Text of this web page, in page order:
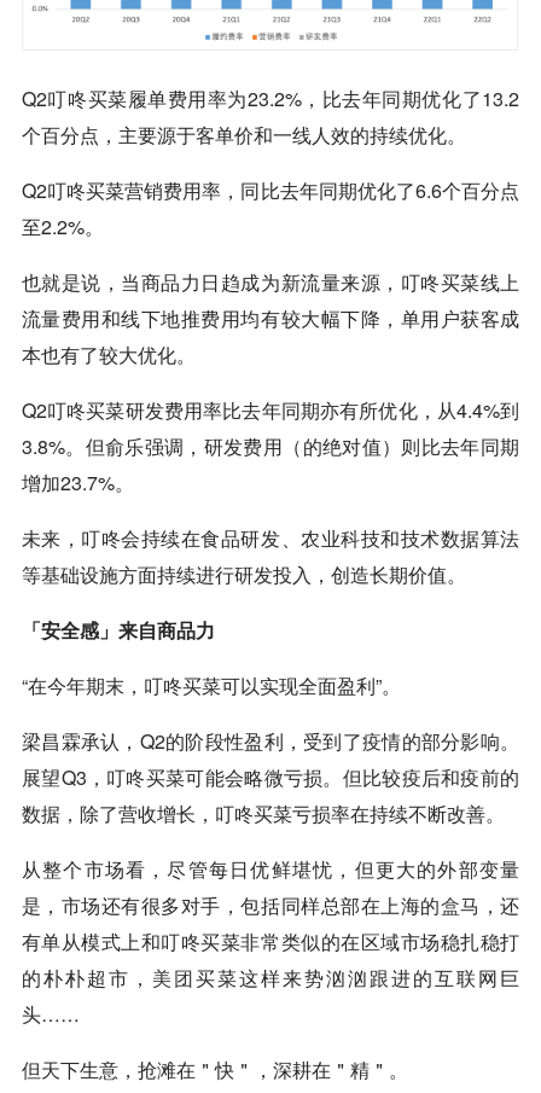
Q2叮咚买菜履单费用率为23.2%，比去年同期优化了13.2
个百分点，主要源于客单价和一线人效的持续优化。
Q2叮咚买菜营销费用率，同比去年同期优化了6.6个百分点
至2.2%。
也就是说，当商品力日趋成为新流量来源，叮咚买菜线上
流量费用和线下地推费用均有较大幅下降，单用户获客成
本也有了较大优化。
Q2叮咚买菜研发费用率比去年同期亦有所优化，从4.4%到
3.8%。但俞乐强调，研发费用（的绝对值）则比去年同期
增加23.7%。
未来，叮咚会持续在食品研发、农业科技和技术数据算法
等基础设施方面持续进行研发投入，创造长期价值。
「安全感」来自商品力
“在今年期末，叮咚买菜可以实现全面盈利”。
梁昌霖承认，Q2的阶段性盈利，受到了疫情的部分影响。
展望Q3，叮咚买菜可能会略微亏损。但比较疫后和疫前的
数据，除了营收增长，叮咚买菜亏损率在持续不断改善。
从整个市场看，尽管每日优鲜堪忧，但更大的外部变量
是，市场还有很多对手，包括同样总部在上海的盒马 ，还
有单从模式上和叮咚买菜非常类似的在区域市场稳扎稳打
的朴朴超市， 美团买菜这样来势汹汹跟进的互联网巨
头……
但天下生意，抢滩在＂快＂，深耕在＂精＂。